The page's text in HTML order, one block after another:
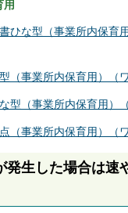
用
ひな型（事業所内保育
（事業所内保育用）（
型（事業所内保育用）
（事業所内保育用）（
発生した場合は速